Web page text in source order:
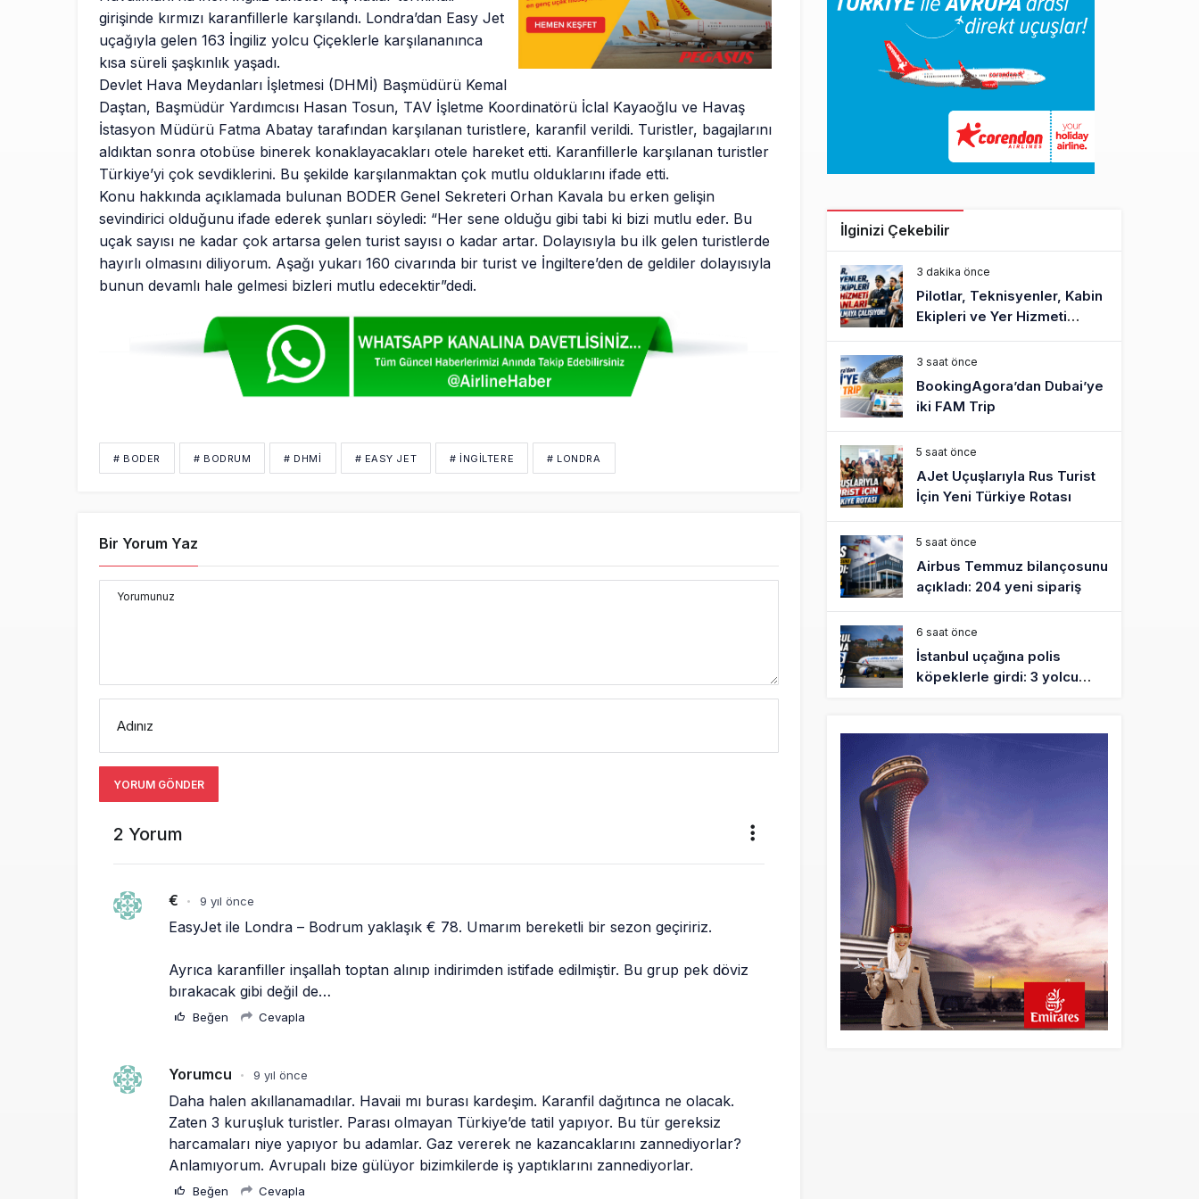
girişinde kırmızı karanfillerle karşılandı. Londra’dan Easy Jet
uçağıyla gelen 163 İngiliz yolcu Çiçeklerle karşılananınca
kısa süreli şaşkınlık yaşadı.
Devlet Hava Meydanları İşletmesi (DHMİ) Başmüdürü Kemal
Daştan, Başmüdür Yardımcısı Hasan Tosun, TAV İşletme Koordinatörü İclal Kayaoğlu ve Havaş
İstasyon Müdürü Fatma Abatay tarafından karşılanan turistlere, karanfil verildi. Turistler, bagajlarını
aldıktan sonra otobüse binerek konaklayacakları otele hareket etti. Karanfillerle karşılanan turistler
Türkiye’yi çok sevdiklerini. Bu şekilde karşılanmaktan çok mutlu olduklarını ifade etti.
Konu hakkında açıklamada bulunan BODER Genel Sekreteri Orhan Kavala bu erken gelişin
sevindirici olduğunu ifade ederek şunları söyledi: “Her sene olduğu gibi tabi ki bizi mutlu eder. Bu
uçak sayısı ne kadar çok artarsa gelen turist sayısı o kadar artar. Dolayısıyla bu ilk gelen turistlerde
hayırlı olmasını diliyorum. Aşağı yukarı 160 civarında bir turist ve İngiltere’den de geldiler dolayısıyla
bunun devamlı hale gelmesi bizleri mutlu edecektir”dedi.
# BODER # BODRUM # DHMİ # EASY JET # İNGİLTERE # LONDRA
Bir Yorum Yaz
Yorumunuz
Adınız
YORUM GÖNDER
2 Yorum
€ • 9 yıl önce
EasyJet ile Londra – Bodrum yaklaşık € 78. Umarım bereketli bir sezon geçiririz.
Ayrıca karanfiller inşallah toptan alınıp indirimden istifade edilmiştir. Bu grup pek döviz
bırakacak gibi değil de…
Beğen Cevapla
Yorumcu • 9 yıl önce
Daha halen akıllanamadılar. Havaii mı burası kardeşim. Karanfil dağıtınca ne olacak.
Zaten 3 kuruşluk turistler. Parası olmayan Türkiye’de tatil yapıyor. Bu tür gereksiz
harcamaları niye yapıyor bu adamlar. Gaz vererek ne kazancaklarını zannediyorlar?
Anlamıyorum. Avrupalı bize gülüyor bizimkilerde iş yaptıklarını zannediyorlar.
Beğen Cevapla
İlginizi Çekebilir
3 dakika önce
Pilotlar, Teknisyenler, Kabin
Ekipleri ve Yer Hizmeti
Çalışanları Gazeteci Olmaya
Çalışıyor!
3 saat önce
BookingAgora’dan Dubai’ye
iki FAM Trip
5 saat önce
AJet Uçuşlarıyla Rus Turist
İçin Yeni Türkiye Rotası
5 saat önce
Airbus Temmuz bilançosunu
açıkladı: 204 yeni sipariş
6 saat önce
İstanbul uçağına polis
köpeklerle girdi: 3 yolcu
AyJet eğitim uçağı Hezarfen
yakınında kırım geçirdi
22 saat önce
Lufthansa ilk uçağını Starlink
internetiyle donattı
Norwegian Uçağına Polis
Müdahalesi
23 saat önce
British Airways A380